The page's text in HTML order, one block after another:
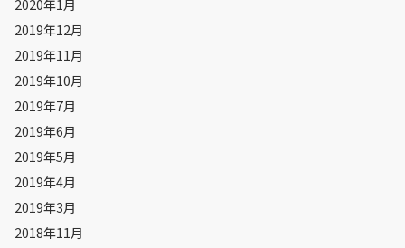
2020年1月
2019年12月
2019年11月
2019年10月
2019年7月
2019年6月
2019年5月
2019年4月
2019年3月
2018年11月